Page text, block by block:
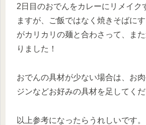
2日目のおでんをカレーにリメイク
ますが、ご飯ではなく焼きそばに
がカリカリの麺と合わさって、ま
りました！
おでんの具材が少ない場合は、お
ジンなどお好みの具材を足してくだ
以上参考になったらうれしいです。